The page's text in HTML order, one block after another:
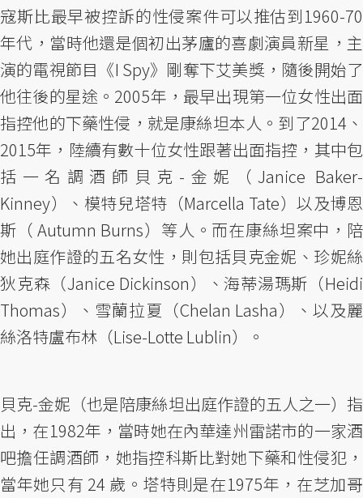
寇斯比最早被控訴的性侵案件可以推估到1960-70
年代，當時他還是個初出茅廬的喜劇演員新星，主
演的電視節目《I Spy》剛奪下艾美獎，隨後開始了
他往後的星途。2005年，最早出現第一位女性出面
指控他的下藥性侵，就是康絲坦本人。到了2014、
2015年，陸續有數十位女性跟著出面指控，其中包
括一名調酒師貝克-金妮（Janice Baker-
Kinney）、模特兒塔特（Marcella Tate）以及博恩
斯（ Autumn Burns）等人。而在康絲坦案中，陪
她出庭作證的五名女性，則包括貝克金妮、珍妮絲
狄克森（Janice Dickinson）、海蒂湯瑪斯（Heidi
Thomas）、雪蘭拉夏（Chelan Lasha）、以及麗
絲洛特盧布林（Lise-Lotte Lublin）。
貝克-金妮（也是陪康絲坦出庭作證的五人之一）指
出，在1982年，當時她在內華達州雷諾市的一家酒
吧擔任調酒師，她指控科斯比對她下藥和性侵犯，
當年她只有 24 歲。塔特則是在1975年，在芝加哥